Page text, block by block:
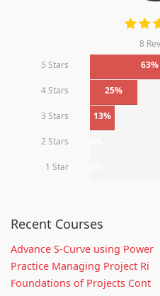
8
5 Stars
63%
4 Stars 25%
3 Stars 13%
2 Stars
1 Star
Recent Courses
Advance S-Curve using Power
Practice Managing Project Ri
Foundations of Projects Cont